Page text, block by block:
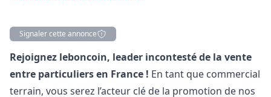
Signaler cette annonce
Description
Rejoignez leboncoin, leader incontesté de la vente
entre particuliers en France ! En tant que commercial
terrain, vous serez l’acteur clé de la promotion de nos